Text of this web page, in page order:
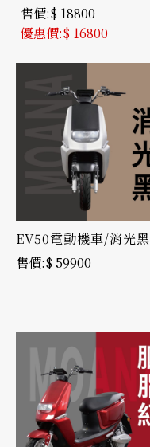
$ 18800
$ 16800
EV50電動機車/消光黑
$ 59900